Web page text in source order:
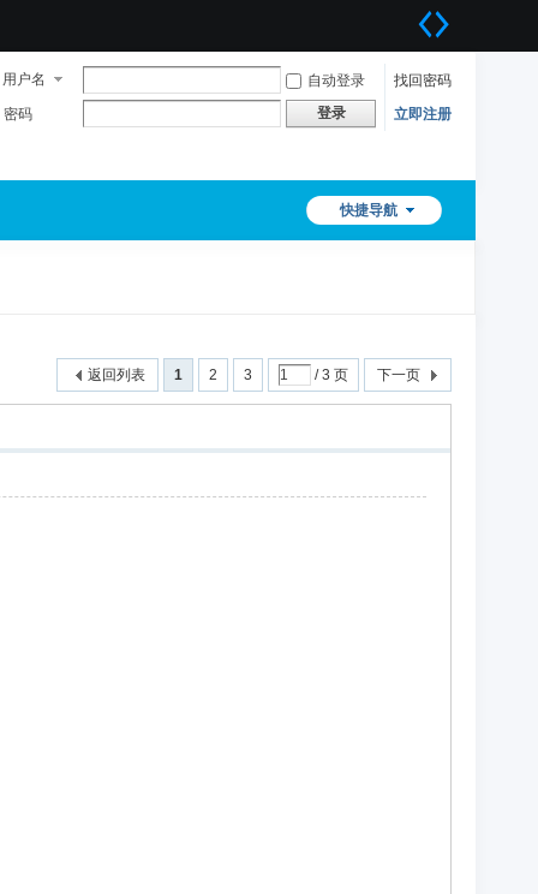
用户名 自动登录
找回密码
密码
登录 立即注册
快捷导航
1 2 3 / 3 页 下一页
返回列表